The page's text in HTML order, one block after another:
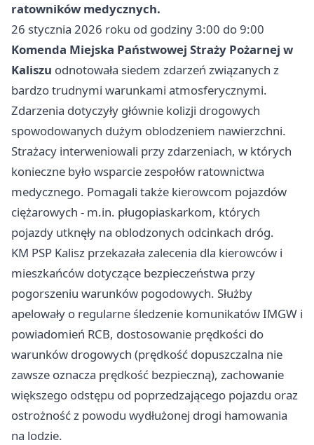
ratowników medycznych.
26 stycznia 2026 roku od godziny 3:00 do 9:00
Komenda Miejska Państwowej Straży Pożarnej w
Kaliszu odnotowała siedem zdarzeń związanych z
bardzo trudnymi warunkami atmosferycznymi.
Zdarzenia dotyczyły głównie kolizji drogowych
spowodowanych dużym oblodzeniem nawierzchni.
Strażacy interweniowali przy zdarzeniach, w których
konieczne było wsparcie zespołów ratownictwa
medycznego. Pomagali także kierowcom pojazdów
ciężarowych - m.in. pługopiaskarkom, których
pojazdy utknęły na oblodzonych odcinkach dróg.
KM PSP Kalisz przekazała zalecenia dla kierowców i
mieszkańców dotyczące bezpieczeństwa przy
pogorszeniu warunków pogodowych. Służby
apelowały o regularne śledzenie komunikatów IMGW i
powiadomień RCB, dostosowanie prędkości do
warunków drogowych (prędkość dopuszczalna nie
zawsze oznacza prędkość bezpieczną), zachowanie
większego odstępu od poprzedzającego pojazdu oraz
ostrożność z powodu wydłużonej drogi hamowania
na lodzie.